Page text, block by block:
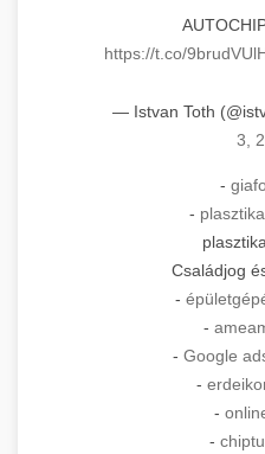
https://t.co/
— Istvan Toth
3,
-
-
Családjog
-
-
- Google
-
-
-